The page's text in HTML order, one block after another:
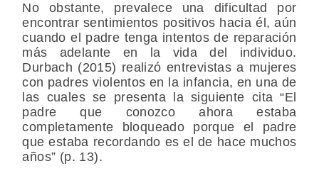
No obstante, prevalece una dificultad por
encontrar sentimientos positivos hacia él, aún
cuando el padre tenga intentos de reparación
más adelante en la vida del individuo.
Durbach (2015) realizó entrevistas a mujeres
con padres violentos en la infancia, en una de
las cuales se presenta la siguiente cita “El
padre que conozco ahora estaba
completamente bloqueado porque el padre
que estaba recordando es el de hace muchos
años” (p. 13).